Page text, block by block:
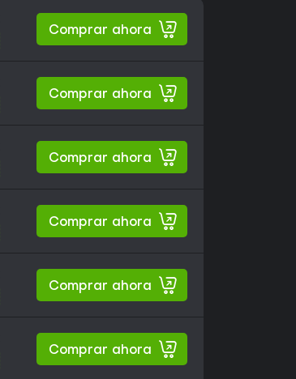
Comprar ahora
Comprar ahora
Comprar ahora
Comprar ahora
Comprar ahora
Comprar ahora